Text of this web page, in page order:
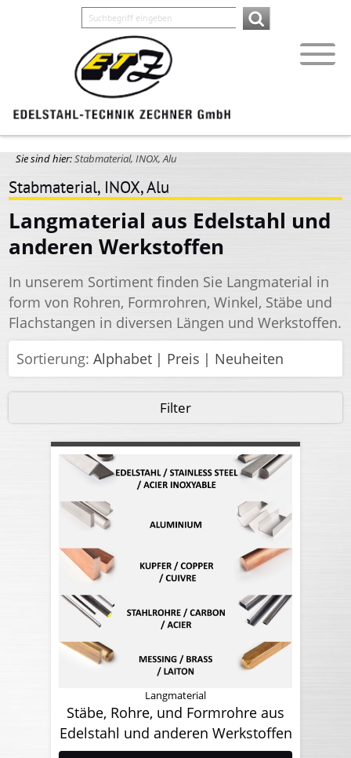
Sie sind hier:Stabmaterial, INOX, Alu
Stabmaterial, INOX, Alu
Langmaterial aus Edelstahl und
anderen Werkstoffen
In unserem Sortiment finden Sie Langmaterial in
form von Rohren, Formrohren, Winkel, Stäbe und
Flachstangen in diversen Längen und Werkstoffen.
Sortierung: Alphabet Preis Neuheiten
Filter
Langmaterial
Stäbe, Rohre, und Formrohre aus
Edelstahl und anderen Werkstoffen